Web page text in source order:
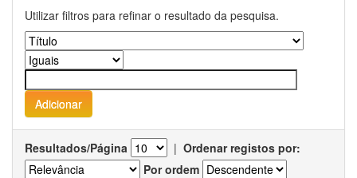
Utilizar filtros para refinar o resultado da pesquisa.
Resultados/Página | Ordenar registos por:
Por ordem